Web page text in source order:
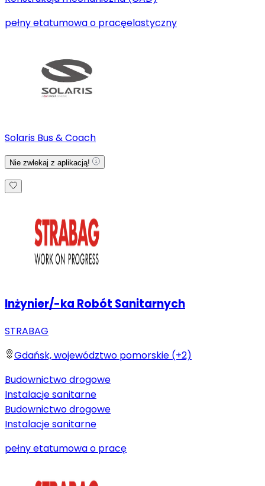
pełny etatumowa o pracęelastyczny
Solaris Bus & Coach
Nie zwlekaj z aplikacją!
Inżynier/-ka Robót Sanitarnych
STRABAG
Gdańsk, województwo pomorskie (+2)
Budownictwo drogowe
Instalacje sanitarne
Budownictwo drogowe
Instalacje sanitarne
pełny etatumowa o pracę